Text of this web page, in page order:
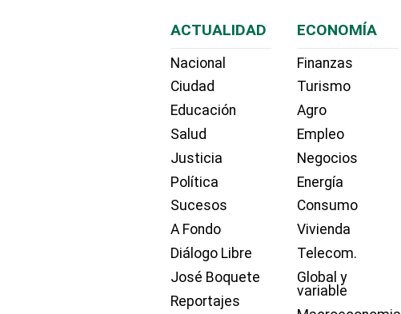
ACTUALIDAD
Nacional
Ciudad
Educación
Salud
Justicia
Política
Sucesos
A Fondo
Diálogo Libre
José Boquete
Reportajes
ECONOMÍA
Finanzas
Turismo
Agro
Empleo
Negocios
Energía
Consumo
Vivienda
Telecom.
Global y
variable